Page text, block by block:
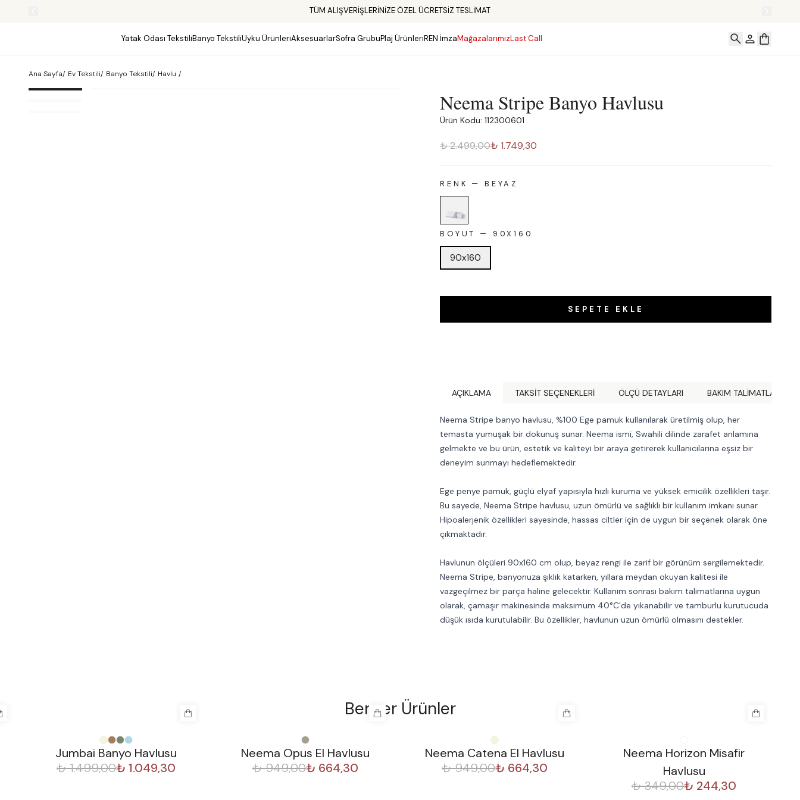
TÜM ALIŞVERİŞLERİNİZE ÖZEL ÜCRETSİZ TESLİMAT
Yatak Odası TekstiliBanyo TekstiliUyku ÜrünleriAksesuarlarSofra GrubuPlaj ÜrünleriREN İmzaMağazalarımızLast Call
Ana Sayfa/ Ev Tekstili/ Banyo Tekstili/ Havlu /
Neema Stripe Banyo Havlusu
Ürün Kodu: 112300601
₺ 2.499,00₺ 1.749,30
RENK — BEYAZ
BOYUT — 90X160
90x160
SEPETE EKLE
AÇIKLAMA TAKSIT SEÇENEKLERI ÖLÇÜ DETAYLARI BAKIM TALİMATLARI
Neema Stripe banyo havlusu, %100 Ege pamuk kullanılarak üretilmiş olup, her
temasta yumuşak bir dokunuş sunar. Neema ismi, Swahili dilinde zarafet anlamına
gelmekte ve bu ürün, estetik ve kaliteyi bir araya getirerek kullanıcılarına eşsiz bir
deneyim sunmayı hedeflemektedir.
Ege penye pamuk, güçlü elyaf yapısıyla hızlı kuruma ve yüksek emicilik özellikleri taşır.
Bu sayede, Neema Stripe havlusu, uzun ömürlü ve sağlıklı bir kullanım imkanı sunar.
Hipoalerjenik özellikleri sayesinde, hassas ciltler için de uygun bir seçenek olarak öne
çıkmaktadır.
Havlunun ölçüleri 90x160 cm olup, beyaz rengi ile zarif bir görünüm sergilemektedir.
Neema Stripe, banyonuza şıklık katarken, yıllara meydan okuyan kalitesi ile
vazgeçilmez bir parça haline gelecektir. Kullanım sonrası bakım talimatlarına uygun
olarak, çamaşır makinesinde maksimum 40°C’de yıkanabilir ve tamburlu kurutucuda
düşük ısıda kurutulabilir. Bu özellikler, havlunun uzun ömürlü olmasını destekler.
Benzer Ürünler
Jumbai Banyo Havlusu
₺ 1.499,00₺ 1.049,30
Neema Opus El Havlusu
₺ 949,00₺ 664,30
Neema Catena El Havlusu
₺ 949,00₺ 664,30
Neema Horizon Misafir
Havlusu
₺ 349,00₺ 244,30